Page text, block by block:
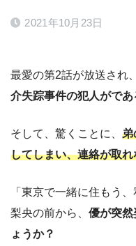
2021年10月23日
最愛の第2話が放送され、
介失踪事件の犯人がであ
そして、驚くことに、 弟
してしまい、連絡が取れ
「東京で一緒に住もう
梨央の前から、 優が突然
ょうか？